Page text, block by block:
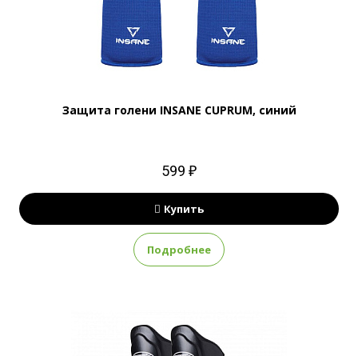
Защита голени INSANE CUPRUM, синий
599 ₽
Купить
Подробнее